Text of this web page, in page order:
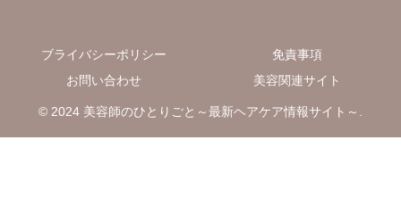
ブライバシーポリシー
免責事項
お問い合わせ
美容関連サイト
© 2024 美容師のひとりごと～最新ヘアケア情報サイト～.